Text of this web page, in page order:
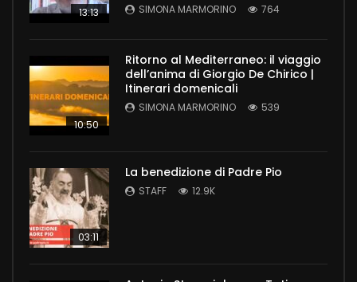
13:13 SIMONA MARMORINO 764
10:50
Ritorno al Mediterraneo: il viaggio
dell’anima di Giorgio De Chirico |
Itinerari domenicali
SIMONA MARMORINO 539
03:11
La benedizione di Padre Pio
STAFF 12.9K